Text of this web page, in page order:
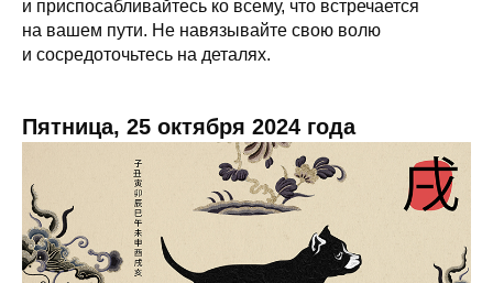
и приспосабливайтесь ко всему, что встречается
на вашем пути. Не навязывайте свою волю
и сосредоточьтесь на деталях.
Пятница, 25 октября 2024 года